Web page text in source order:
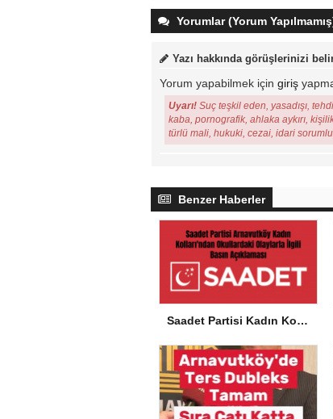
Yorumlar (Yorum
Yazı hakkında görüşlerinizi
Yorum yapabilmek için giriş
Uyarı! Suç teşkil eden, yasadışı,
kaba, pornografik, ahlaka aykırı,
türlü mali, hukuki, cezai, idari
Benzer Haberler
Saadet Partisi Kadın Kolları’ndan Okullardaki Olaylarla İlgili Basın Açıklaması